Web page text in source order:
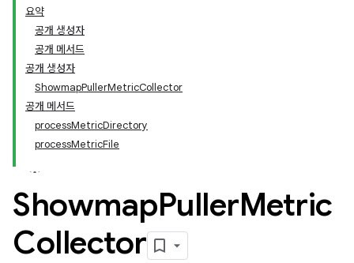
요약
공개 생성자
공개 메서드
공개 생성자
ShowmapPullerMetricCollector
공개 메서드
processMetricDirectory
processMetricFile
ShowmapPullerMetric
Collector